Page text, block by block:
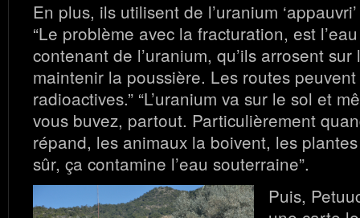
En plus, ils utilisent de l’uranium
“Le problème avec la fracturation, est
contenant de l’uranium, qu’ils arrosent
maintenir la poussière. Les routes
radioactives.” “L’uranium va sur le sol et
vous buvez, partout. Particulièrement
répand, les animaux la boivent, les
sûr, ça contamine l’eau souterraine”.
Puis,